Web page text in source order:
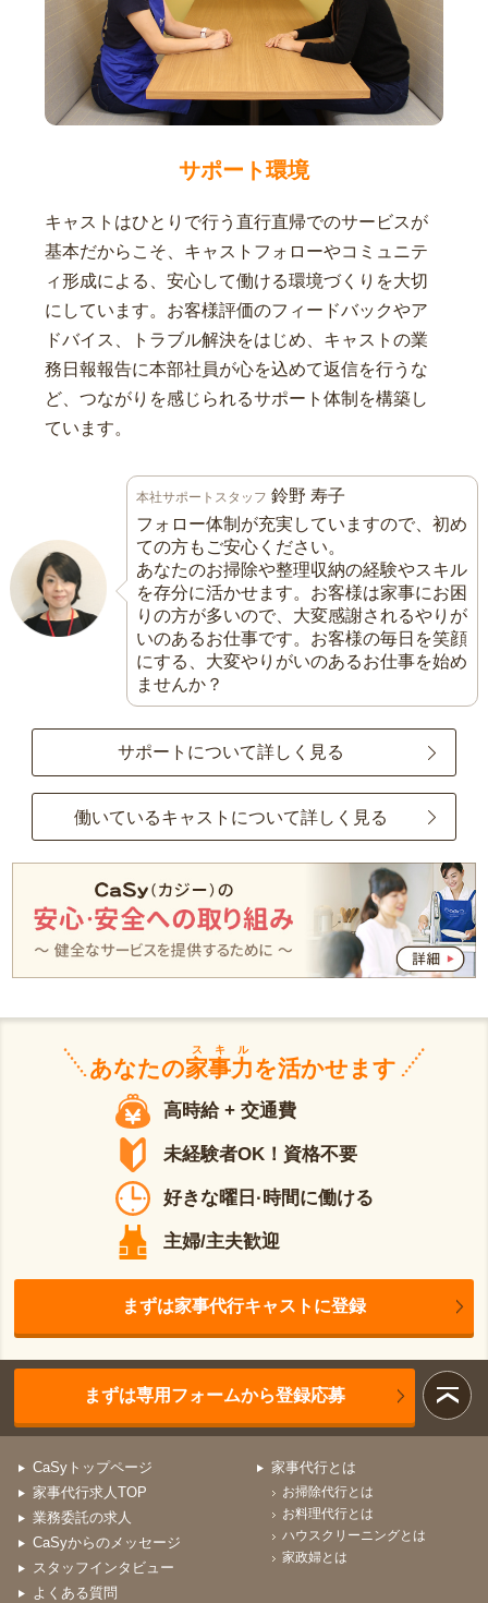
サポート環境
キャストはひとりで行う直行直帰でのサービスが
基本だからこそ、キャストフォローやコミュニテ
ィ形成による、安心して働ける環境づくりを大切
にしています。お客様評価のフィードバックやア
ドバイス、トラブル解決をはじめ、キャストの業
務日報報告に本部社員が心を込めて返信を行うな
ど、つながりを感じられるサポート体制を構築し
ています。
本社サポートスタッフ 鈴野 寿子
フォロー体制が充実していますので、初め
ての方もご安心ください。
あなたのお掃除や整理収納の経験やスキル
を存分に活かせます。お客様は家事にお困
りの方が多いので、大変感謝されるやりが
いのあるお仕事です。お客様の毎日を笑顔
にする、大変やりがいのあるお仕事を始め
ませんか？
サポートについて詳しく見る
働いているキャストについて詳しく見る
あなたの家事力
スキル
を活かせます
高時給 + 交通費
未経験者OK！資格不要
好きな曜日·時間に働ける
主婦/主夫歓迎
まずは家事代行キャストに登録
まずは専用フォームから登録応募
CaSyトップページ
家事代行求人TOP
業務委託の求人
CaSyからのメッセージ
スタッフインタビュー
よくある質問
家事代行とは
お掃除代行とは
お料理代行とは
ハウスクリーニングとは
家政婦とは